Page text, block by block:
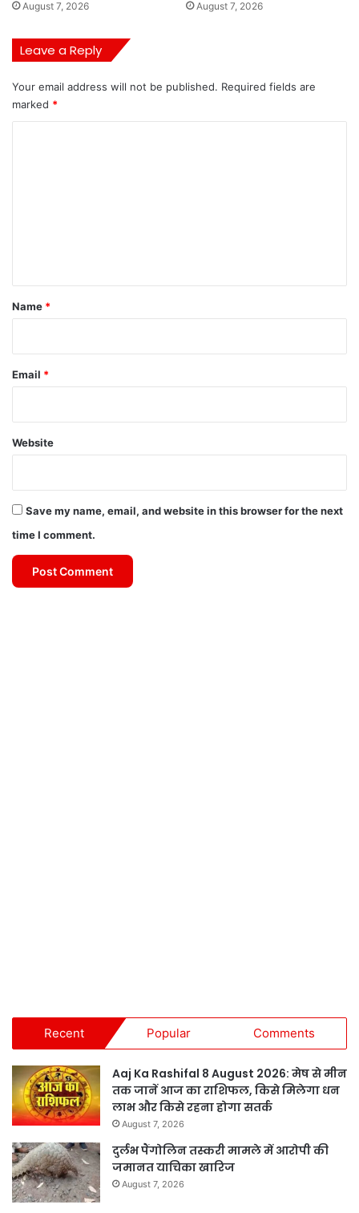
August 7, 2026 August 7, 2026
Leave a Reply
Your email address will not be published. Required fields are
marked *
*
Name *
Email *
Website
Save my name, email, and website in this browser for the next
time I comment.
Recent Popular Comments
Aaj Ka Rashifal 8 August 2026: मेष से मीन
तक जानें आज का राशिफल, किसे मिलेगा धन
लाभ और किसे रहना होगा सतर्क
August 7, 2026
दुर्लभ पैंगोलिन तस्करी मामले में आरोपी की
जमानत याचिका खारिज
August 7, 2026